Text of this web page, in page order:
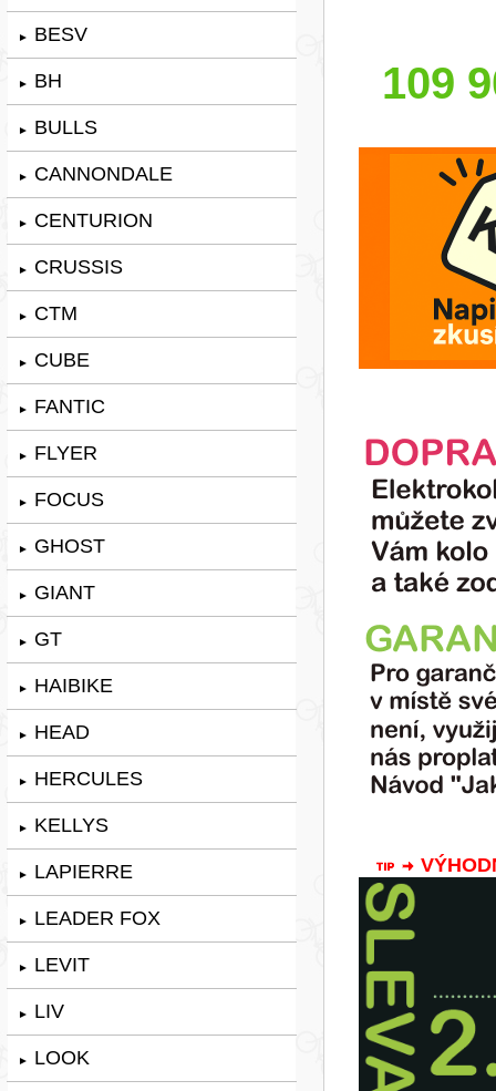
► BESV
► BH
► BULLS
► CANNONDALE
► CENTURION
► CRUSSIS
► CTM
► CUBE
► FANTIC
► FLYER
► FOCUS
► GHOST
► GIANT
► GT
► HAIBIKE
► HEAD
► HERCULES
► KELLYS
► LAPIERRE
► LEADER FOX
► LEVIT
► LIV
► LOOK
109